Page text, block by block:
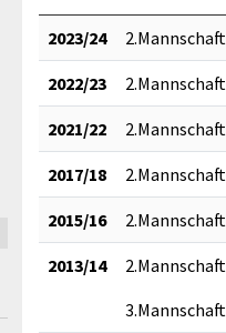
2023/24 2.Mannschaft
2022/23 2.Mannschaft
2021/22 2.Mannschaft
2017/18 2.Mannschaft
2015/16 2.Mannschaft
2013/14 2.Mannschaft
3.Mannschaft